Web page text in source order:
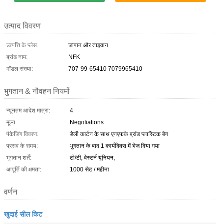
उत्पाद विवरण
उत्पत्ति के प्लेस:
जापान और ताइवान
ब्रांड नाम:
NFK
मॉडल संख्या:
707-99-65410 7079965410
भुगतान & नौवहन नियमों
न्यूनतम आदेश मात्रा:
4
मूल्य:
Negotiations
पैकेजिंग विवरण:
डेली कार्टन के साथ एनएफके ब्रांड प्लास्टिक बैग
प्रसव के समय:
भुगतान के बाद 1 कार्यदिवस में भेज दिया गया
भुगतान शर्तें:
टी/टी, वेस्टर्न यूनियन,
आपूर्ति की क्षमता:
1000 सेट / महीना
वर्णन
खुदाई सील किट